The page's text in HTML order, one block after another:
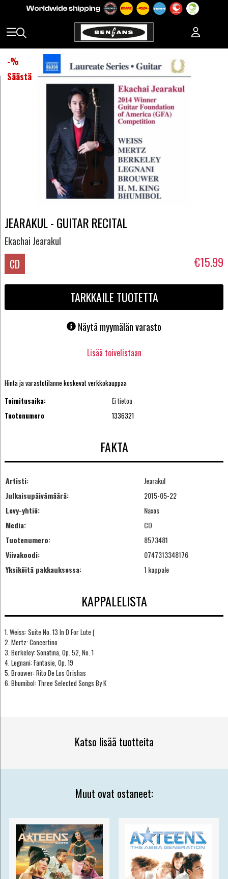
-%
Säästä
JEARAKUL - GUITAR RECITAL
Ekachai Jearakul
CD €15.99
TARKKAILE TUOTETTA
Näytä myymälän varasto
Lisää toivelistaan
Hinta ja varastotilanne koskevat verkkokauppaa
Toimitusaika:
Ei tietoa
Tuotenumero
1336321
FAKTA
Artisti:
Jearakul
Julkaisupäivämäärä:
2015-05-22
Levy-yhtiö:
Naxos
Media:
CD
Tuotenumero:
8573481
Viivakoodi:
0747313348176
Yksiköitä pakkauksessa:
1 kappale
KAPPALELISTA
1. Weiss: Suite No. 13 In D For Lute (
2. Mertz: Concertino
3. Berkeley: Sonatina, Op. 52, No. 1
4. Legnani: Fantasie, Op. 19
5. Brouwer: Rito De Los Orishas
6. Bhumibol: Three Selected Songs By K
Katso lisää tuotteita
Muut ovat ostaneet: